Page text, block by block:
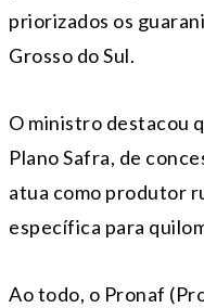
priorizados os
Grosso do Sul.
O ministro destacou
Plano Safra, de
atua como produtor
específica para
Ao todo, o Pronaf